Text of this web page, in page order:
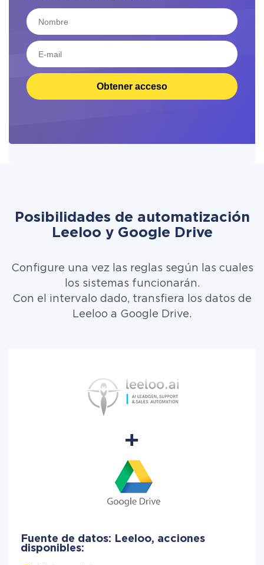
Obtener acceso
Posibilidades de automatización
Leeloo y Google Drive
Configure una vez las reglas según las cuales
los sistemas funcionarán.
Con el intervalo dado, transfiera los datos de
Leeloo a Google Drive.
Fuente de datos: Leeloo, acciones
disponibles: